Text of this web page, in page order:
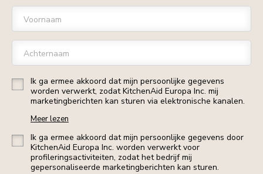
Voornaam
Achternaam
Ik ga ermee akkoord dat mijn persoonlijke gegevens
worden verwerkt, zodat KitchenAid Europa Inc. mij
marketingberichten kan sturen via elektronische kanalen.
Meer lezen
Ik ga ermee akkoord dat mijn persoonlijke gegevens door
KitchenAid Europa Inc. worden verwerkt voor
profileringsactiviteiten, zodat het bedrijf mij
gepersonaliseerde marketingberichten kan sturen.